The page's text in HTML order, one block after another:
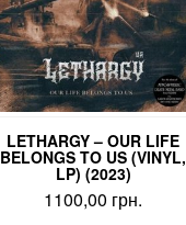
LETHARGY – OUR LIFE
BELONGS TO US (VINYL,
LP) (2023)
1100,00 грн.